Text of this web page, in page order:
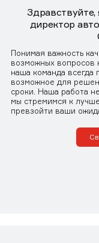
директор
Понимая важность
возможных вопросов
наша команда всегда
возможное для
сроки. Наша работа
мы стремимся к
превзойти ваши